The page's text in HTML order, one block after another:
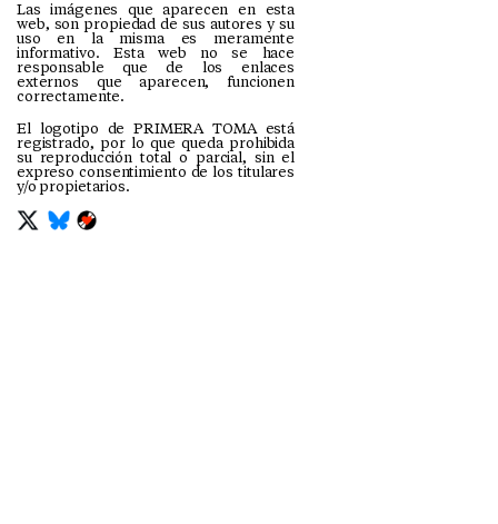
Las imágenes que aparecen en esta
web, son propiedad de sus autores y su
uso en la misma es meramente
informativo. Esta web no se hace
responsable que de los enlaces
externos que aparecen, funcionen
correctamente.
El logotipo de PRIMERA TOMA está
registrado, por lo que queda prohibida
su reproducción total o parcial, sin el
expreso consentimiento de los titulares
y/o propietarios.